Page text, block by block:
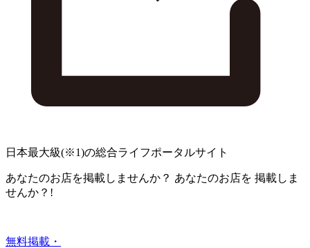
日本最大級(※1)の総合ライフポータルサイト
あなたのお店を掲載しませんか？ あなたのお店を 掲載しま
せんか？!
無料掲載・